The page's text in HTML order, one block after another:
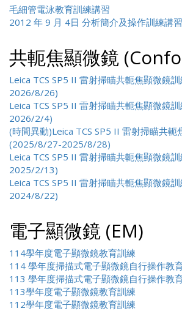
毛細管電泳教育訓練講習
2012 年 9 月 4日 分析簡介及操作訓練講
共軛焦顯微鏡
Leica TCS SP5 II 雷射掃瞄共軛焦顯微鏡
2026/8/26)
Leica TCS SP5 II 雷射掃瞄共軛焦顯微鏡
2026/2/4)
(時間異動)Leica TCS SP5 II 雷射掃瞄共軛
(2025/8/27-2025/8/28)
Leica TCS SP5 II 雷射掃瞄共軛焦顯微鏡
2025/2/13)
Leica TCS SP5 II 雷射掃瞄共軛焦顯微鏡
2024/8/22)
電子顯微鏡 (EM)
114學年度電子顯微鏡教育訓練
114 學年度掃描式電子顯微鏡自行操作教
113 學年度掃描式電子顯微鏡自行操作教
113學年度電子顯微鏡教育訓練
112學年度電子顯微鏡教育訓練